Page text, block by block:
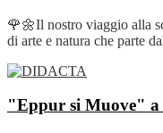
🌹🌼Il nostro viaggio alla
di arte e natura che parte
"Eppur si Muove"